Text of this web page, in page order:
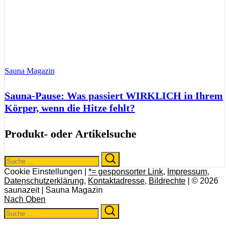
Sauna Magazin
Sauna-Pause: Was passiert WIRKLICH in Ihrem
Körper, wenn die Hitze fehlt?
Produkt- oder Artikelsuche
Search
for:
Cookie Einstellungen | *= gesponsorter Link, Impressum,
Datenschutzerklärung, Kontaktadresse, Bildrechte | © 2026
saunazeit | Sauna Magazin
Nach Oben
Search
for: